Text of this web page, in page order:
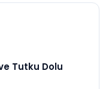
Tutku Dolu